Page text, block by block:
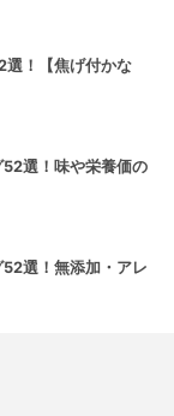
選！【焦げ付かな
選！味や栄養価の
52選！無添加・アレ